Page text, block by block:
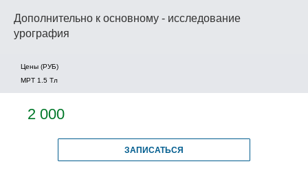
Дополнительно к основному - исследование
урография
Цены (РУБ)
МРТ 1.5 Tл
2 000
ЗАПИСАТЬСЯ